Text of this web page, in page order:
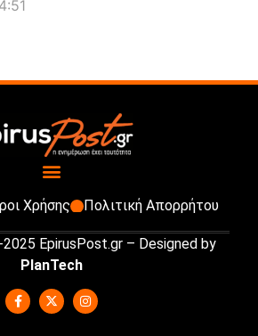
Χρήσης Πολιτική Απορρήτου
EpirusPost.gr – Designed by
PlanTech